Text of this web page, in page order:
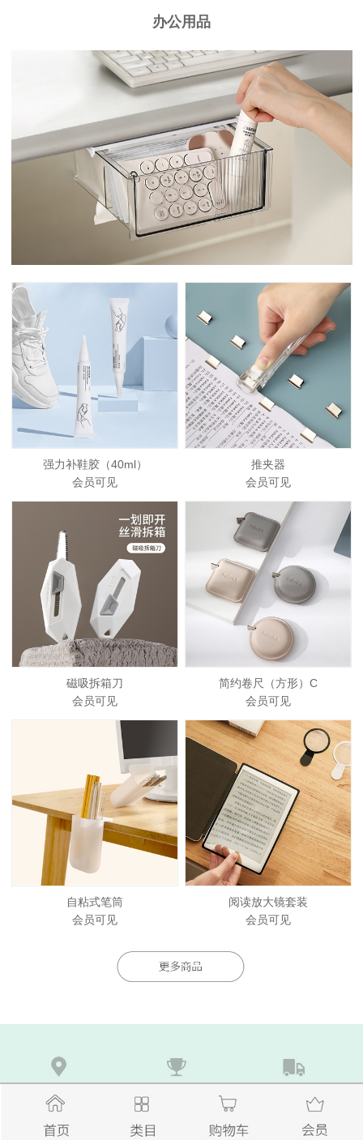
办公用品
强力补鞋胶（40ml）
会员可见
推夹器
会员可见
磁吸拆箱刀
会员可见
简约卷尺（方形）C
会员可见
自粘式笔筒
会员可见
阅读放大镜套装
会员可见